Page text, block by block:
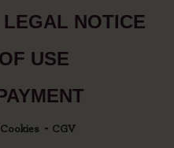
LEGAL NOTICE
USE
Cookies CGV